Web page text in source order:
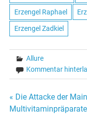
Erzengel Raphael
Erzengel Zadkiel
Allure
Kommentar
Beitrags-
« Die Attacke der
Multivitaminpräparate